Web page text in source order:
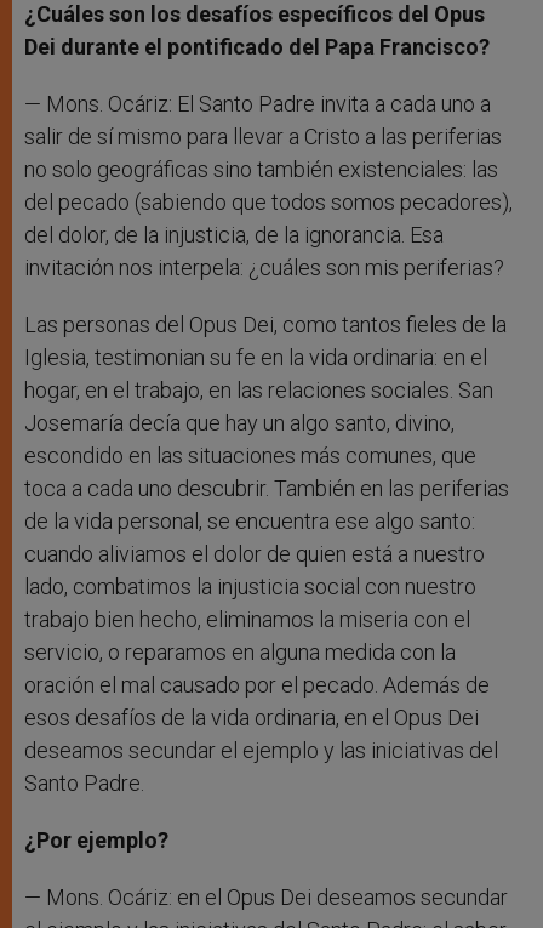
¿Cuáles son los desafíos específicos del Opus
Dei durante el pontificado del Papa Francisco?
— Mons. Ocáriz: El Santo Padre invita a cada uno a
salir de sí mismo para llevar a Cristo a las periferias
no solo geográficas sino también existenciales: las
del pecado (sabiendo que todos somos pecadores),
del dolor, de la injusticia, de la ignorancia. Esa
invitación nos interpela: ¿cuáles son mis periferias?
Las personas del Opus Dei, como tantos fieles de la
Iglesia, testimonian su fe en la vida ordinaria: en el
hogar, en el trabajo, en las relaciones sociales. San
Josemaría decía que hay un algo santo, divino,
escondido en las situaciones más comunes, que
toca a cada uno descubrir. También en las periferias
de la vida personal, se encuentra ese algo santo:
cuando aliviamos el dolor de quien está a nuestro
lado, combatimos la injusticia social con nuestro
trabajo bien hecho, eliminamos la miseria con el
servicio, o reparamos en alguna medida con la
oración el mal causado por el pecado. Además de
esos desafíos de la vida ordinaria, en el Opus Dei
deseamos secundar el ejemplo y las iniciativas del
Santo Padre.
¿Por ejemplo?
— Mons. Ocáriz: en el Opus Dei deseamos secundar